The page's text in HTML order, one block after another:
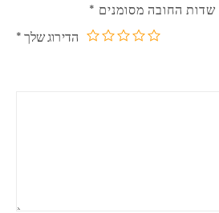
שדות החובה מסומנים *
הדירוג שלך *